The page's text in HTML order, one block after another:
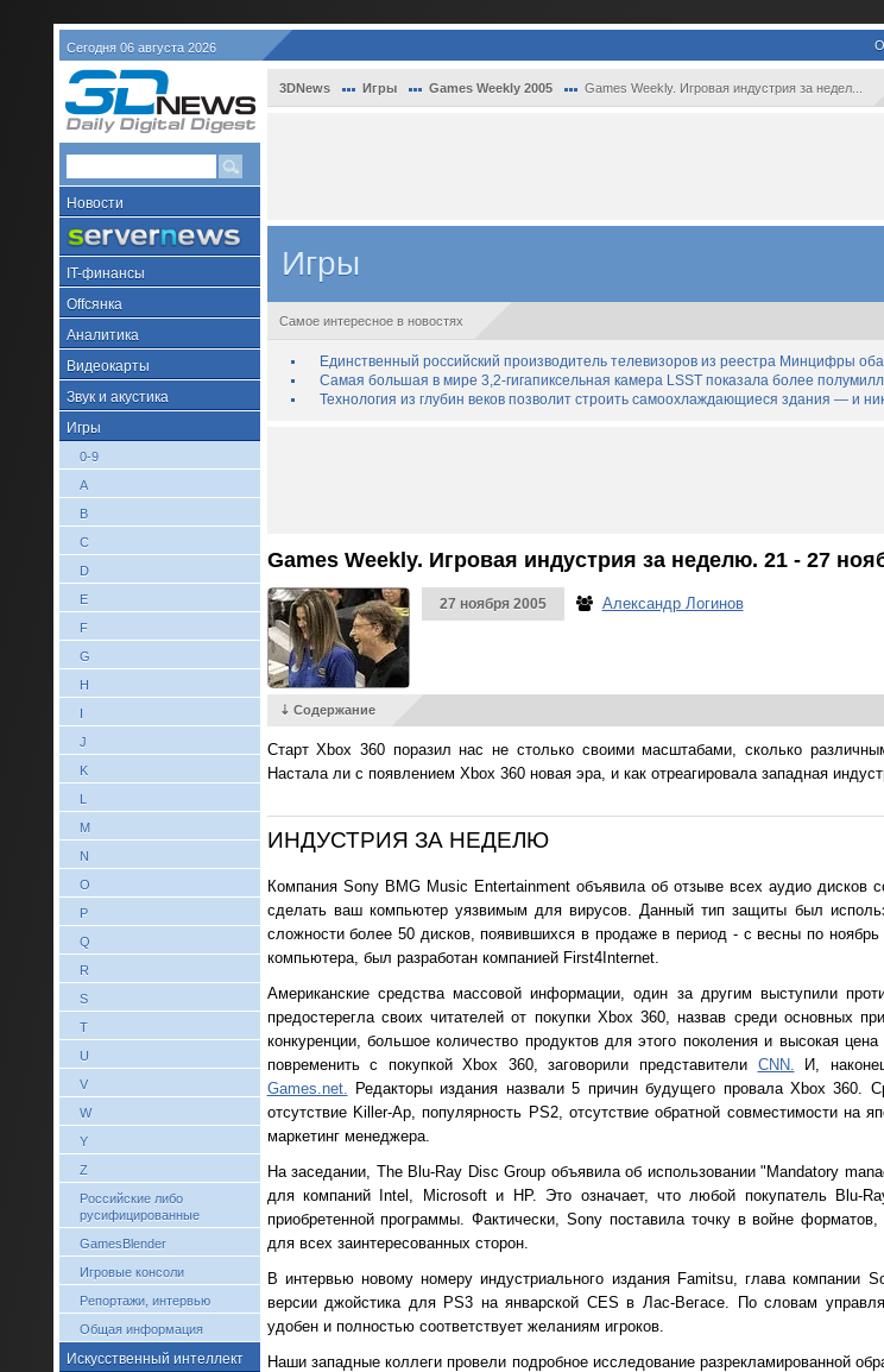
Сегодня 06 августа 2026
Новости
IT-финансы
Offсянка
Аналитика
Видеокарты
Звук и акустика
Игры
0-9
A
B
C
D
E
F
G
H
I
J
K
L
M
N
O
P
Q
R
S
T
U
V
W
Y
Z
Российские либо
русифицированные
GamesBlender
Игровые консоли
Репортажи, интервью
Общая информация
Искусственный интеллект
3DNews Игры Games Weekly 2005 Games Weekly. Игровая индустрия за недел...
Игры
Самое интересное в новостях
Единственный российский производитель телевизоров из реестра Минцифры
Самая большая в мире 3,2-гигапиксельная камера LSST показала более
Технология из глубин веков позволит строить самоохлаждающиеся здания — и
Games Weekly. Игровая индустрия за неделю. 21 - 27
27 ноября 2005 Александр Логинов
⇣ Содержание
Старт Xbox 360 поразил нас не столько своими масштабами, сколько
Настала ли с появлением Xbox 360 новая эра, и как отреагировала западная
ИНДУСТРИЯ ЗА НЕДЕЛЮ
Компания Sony BMG Music Entertainment объявила об отзыве всех аудио дисков
сделать ваш компьютер уязвимым для вирусов. Данный тип защиты был
сложности более 50 дисков, появившихся в продаже в период - с весны по
компьютера, был разработан компанией First4Internet.
Американские средства массовой информации, один за другим выступили
предостерегла своих читателей от покупки Xbox 360, назвав среди основных
конкуренции, большое количество продуктов для этого поколения и высокая
повременить с покупкой Xbox 360, заговорили представители CNN.
И,
Games.net.
Редакторы издания назвали 5 причин будущего провала Xbox 360.
отсутствие Killer-Ap, популярность PS2, отсутствие обратной совместимости на
маркетинг менеджера.
На заседании, The Blu-Ray Disc Group объявила об использовании "Mandatory
для компаний Intel, Microsoft и HP. Это означает, что любой покупатель Blu-
приобретенной программы. Фактически, Sony поставила точку в войне
для всех заинтересованных сторон.
В интервью новому номеру индустриального издания Famitsu, глава компании
версии джойстика для PS3 на январской CES в Лас-Вегасе. По словам
удобен и полностью соответствует желаниям игроков.
Наши западные коллеги провели подробное исследование разрекламированной